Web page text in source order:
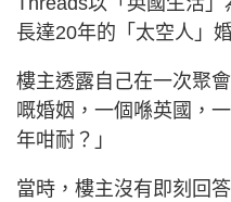
長達20年的「太空人」
樓主透露自己在一次聚
嘅婚姻，一個喺英國，
年咁耐？」
當時，樓主沒有即刻回